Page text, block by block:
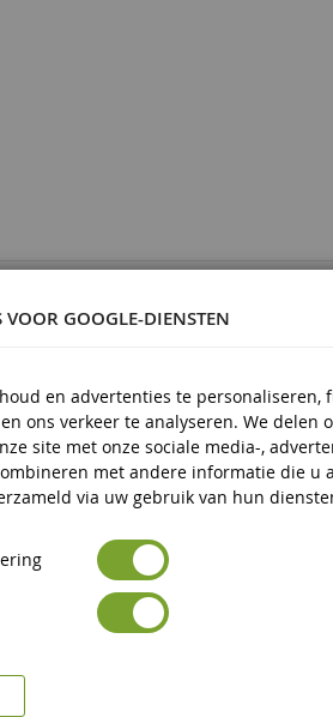
VOOR GOOGLE-DIENSTEN
en advertenties te personaliseren,
ons verkeer te analyseren. We delen
site met onze sociale media-,
met andere informatie die u
via uw gebruik van hun